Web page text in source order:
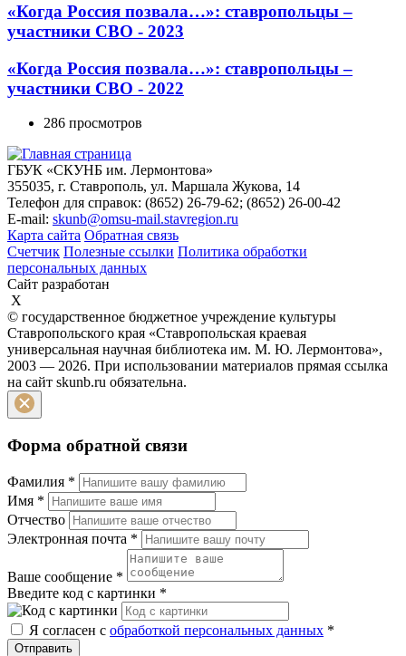
«Когда Россия позвала…»: ставропольцы –
участники СВО - 2023
«Когда Россия позвала…»: ставропольцы –
участники СВО - 2022
286 просмотров
ГБУК «СКУНБ им. Лермонтова»
355035, г. Ставрополь, ул. Маршала Жукова, 14
Телефон для справок: (8652) 26-79-62; (8652) 26-00-42
E-mail: skunb@omsu-mail.stavregion.ru
Карта сайта Обратная связь
Счетчик Полезные ссылки Политика обработки
персональных данных
Сайт разработан
X
© государственное бюджетное учреждение культуры
Ставропольского края «Ставропольская краевая
универсальная научная библиотека им. М. Ю. Лермонтова»,
2003 — 2026. При использовании материалов прямая ссылка
на сайт skunb.ru обязательна.
Форма обратной связи
Фамилия *
Имя *
Отчество
Электронная почта *
Ваше сообщение *
Введите код с картинки *
Я согласен с обработкой персональных данных *
Отправить